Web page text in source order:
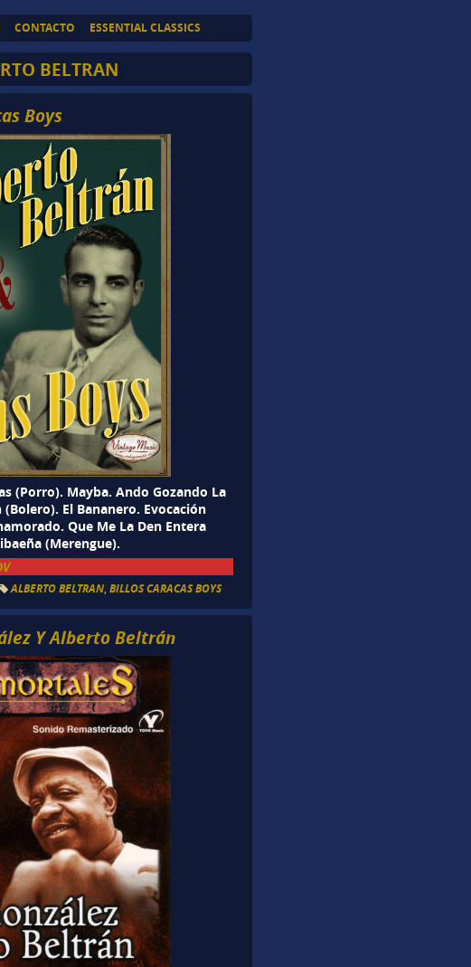
CONTACTO ESSENTIAL CLASSICS
BELTRAN
Boys
(Porro). Mayba. Ando Gozando La
El Bananero. Evocación
Que Me La Den Entera
(Merengue).
ALBERTO BELTRAN,BILLOS CARACAS BOYS
Y Alberto Beltrán